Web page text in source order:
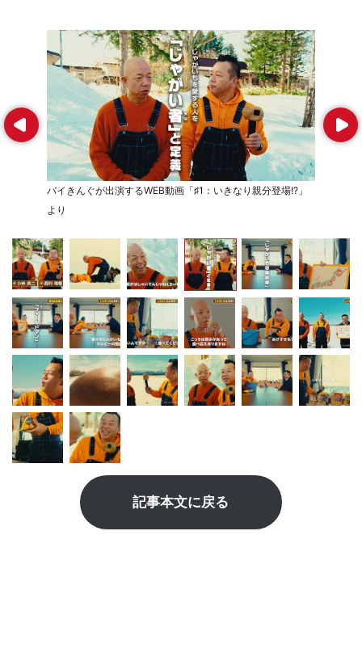
Prev
バイきんぐが出演するWEB動画「♯1：いきなり親分登場!?」
より
Next
記事本文に戻る